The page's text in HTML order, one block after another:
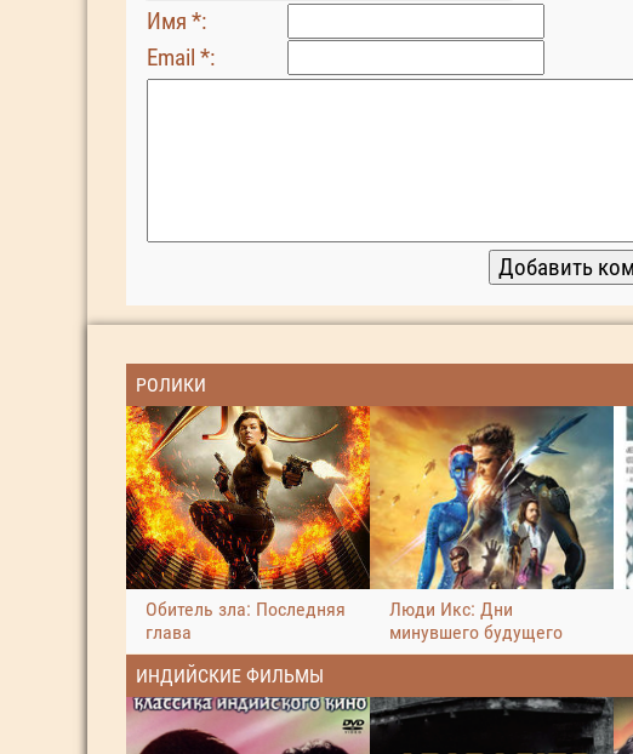
Имя *:
Email *:
РОЛИКИ
Обитель зла: Последняя
глава
Люди Икс: Дни
минувшего будущего
ИНДИЙСКИЕ ФИЛЬМЫ